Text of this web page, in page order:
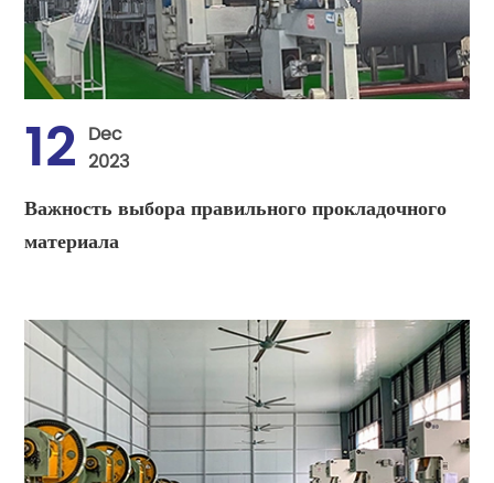
12 Dec
2023
Важность выбора правильного прокладочного
материала